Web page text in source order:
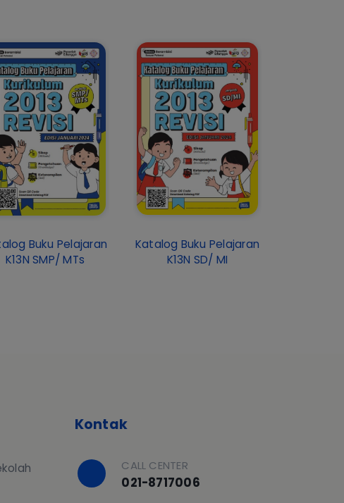
Buku Pelajaran
K13N SMP/ MTs
Katalog Buku Pelajaran
K13N SD/ MI
Kontak
CALL CENTER
021-8717006